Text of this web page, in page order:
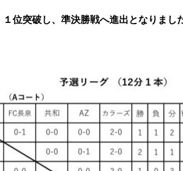
位突破し、準決勝戦へ進出となりまし